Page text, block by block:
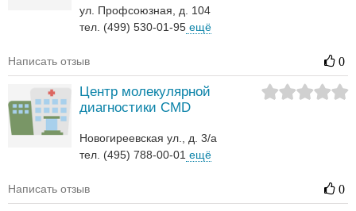
ул. Профсоюзная, д. 104
тел. (499) 530-01-95 ещё
Написать отзыв 0
Центр молекулярной
диагностики CMD
Новогиреевская ул., д. 3/а
тел. (495) 788-00-01 ещё
Написать отзыв 0